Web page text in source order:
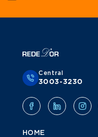
Central
3003-3230
HOME